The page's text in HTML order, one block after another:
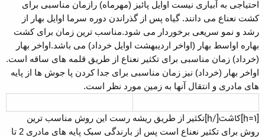
احتیاجی به آبیاری نیست اوایل پائیز (مهرماه) رازمان مناسبی برای
کشت نعناع می دانند. گیاه پس از گذراندن دوره سرما اوایل بهار از
رشد و نمو سریعی برخوردار می شود.مناسب ترین زمان برای کشت
بهاره اواسط بهار (اواخر اردیبهشت اوایل خرداد) می باشد.اواخر بهار
(خرداد) زمان مناسبی برای تکثیر نعناع از طریق قلمه های ساقه است.
اواخر بهار (خرداد) نیز زمان مناسبی برای جدا کردن پا جوش ها از پایه
های مادری و انتقال آنها به زمین مورد نظر است.
[h=1]کاشت[/h]
تکثیر از طریق ریشه رست این روش مناسب ترین
روش برای تکثیر نعناع است پس از بارندگی سبک‏ پایه های مادری 2 تا